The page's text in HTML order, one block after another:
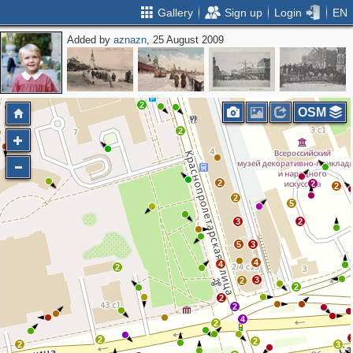
Gallery Sign up Login EN
Added byaznazn, 25 August 2009
2
2
2
3
5
2
2
2
2
3
2
4
2
2
2
4
4
3
2
3
5
2
2
2
2
2
OSM